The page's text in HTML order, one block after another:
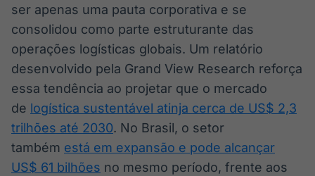
Tecnologia
Broadcast
Radar
inteligente de
notícias e
conteúdos
Broadcast
Fundos
plataforma para
analisar fundos
de investimento
IA
Em breve
BroadFast
Em breve
ser apenas uma pauta corporativa e se
consolidou como parte estruturante das
operações logísticas globais. Um relatório
desenvolvido pela Grand View Research reforça
essa tendência ao projetar que o mercado
de logística sustentável atinja cerca de US$ 2,3
trilhões até 2030. No Brasil, o setor
também está em expansão e pode alcançar
US$ 61 bilhões no mesmo período, frente aos